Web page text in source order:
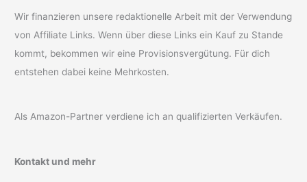
Wir finanzieren unsere redaktionelle Arbeit mit der Verwendung
von Affiliate Links. Wenn über diese Links ein Kauf zu Stande
kommt, bekommen wir eine Provisionsvergütung. Für dich
entstehen dabei keine Mehrkosten.
Als Amazon-Partner verdiene ich an qualifizierten Verkäufen.
Kontakt und mehr